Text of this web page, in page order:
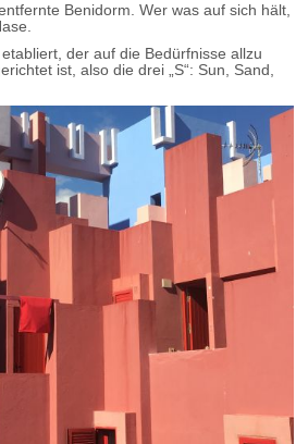
Benidorm. Wer was auf sich hält,
der auf die Bedürfnisse allzu
ist, also die drei „S“: Sun, Sand,